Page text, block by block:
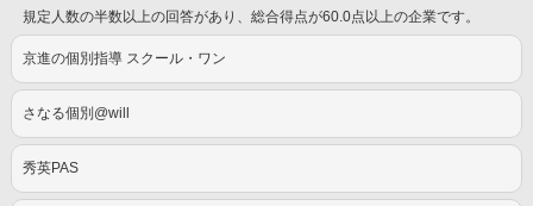
規定人数の半数以上の回答があり、総合得点が60.0点以上の企業です。
京進の個別指導 スクール・ワン
さなる個別@will
秀英PAS